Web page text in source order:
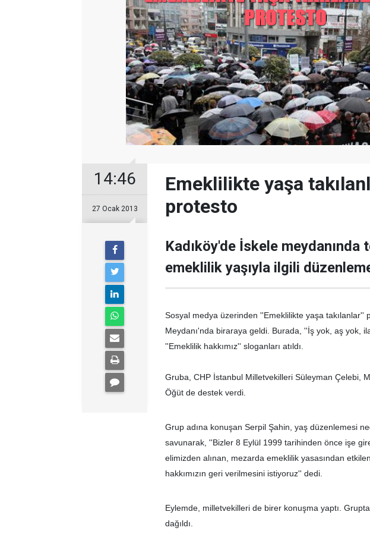
14:46
27 Ocak 2013
Emeklilikte yaşa
protesto
Kadıköy'de İskele meydanında
emeklilik yaşıyla ilgili
Sosyal medya üzerinden ''Emeklilikte yaşa takılanlar''
Meydanı'nda biraraya geldi. Burada, ''İş yok, aş yok,
''Emeklilik hakkımız'' sloganları atıldı.
Gruba, CHP İstanbul Milletvekilleri Süleyman Çelebi,
Öğüt de destek verdi.
Grup adına konuşan Serpil Şahin, yaş düzenlemesi
savunarak, ''Bizler 8 Eylül 1999 tarihinden önce işe
elimizden alınan, mezarda emeklilik yasasından
hakkımızın geri verilmesini istiyoruz'' dedi.
Eylemde, milletvekilleri de birer konuşma yaptı.
dağıldı.